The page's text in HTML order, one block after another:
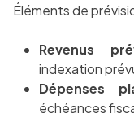
Éléments de
Revenus
indexation
Dépenses
échéances